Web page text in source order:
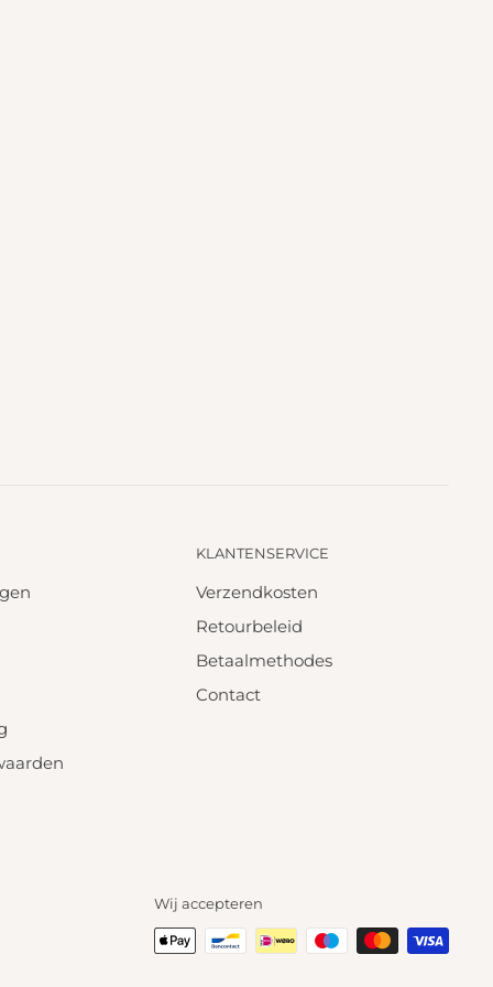
KLANTENSERVICE
Verzendkosten
Retourbeleid
Betaalmethodes
Contact
Wij accepteren